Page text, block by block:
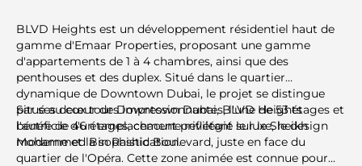
BLVD Heights est un développement résidentiel haut de
gamme d'Emaar Properties, proposant une gamme
d'appartements de 1 à 4 chambres, ainsi que des
penthouses et des duplex. Situé dans le quartier
dynamique de Downtown Dubai, le projet se distingue
par ses deux tours impressionnantes, l'une de 53 étages et
l'autre de 46 étages, chacune reflétant le luxe, le design
moderne et la sophistication.
Situé au cœur de Downtown Dubai, BLVD Heights
bénéficie d'un emplacement privilégié sur le Sheikh
Mohammed Bin Rashid Boulevard, juste en face du
quartier de l'Opéra. Cette zone animée est connue pour